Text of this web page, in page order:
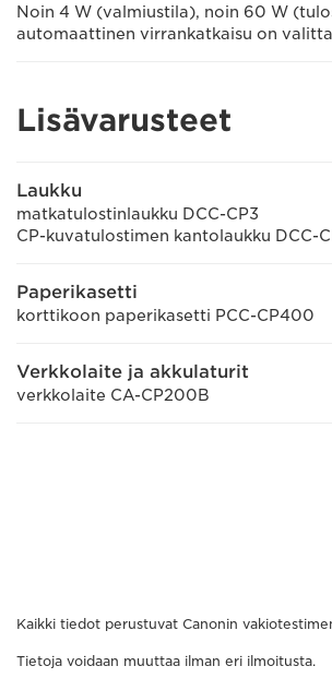
Noin 4 W (valmiustila), noin 60 W
automaattinen virrankatkaisu on
Lisävarusteet
Laukku
matkatulostinlaukku DCC-CP3
CP-kuvatulostimen kantolaukku DCC-
Paperikasetti
korttikoon paperikasetti PCC-CP400
Verkkolaite ja akkulaturit
verkkolaite CA-CP200B
Kaikki tiedot perustuvat Canonin
Tietoja voidaan muuttaa ilman eri ilmoitusta.